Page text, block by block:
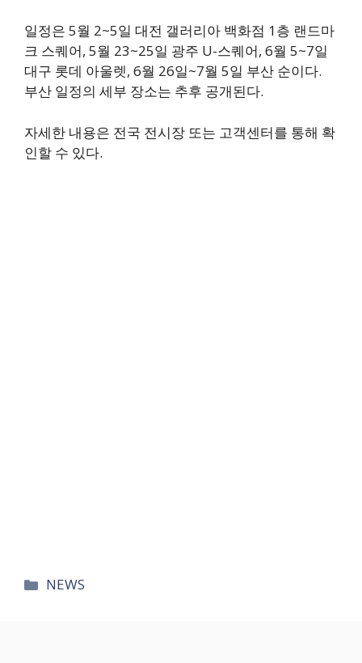
일정은 5월 2~5일 대전 갤러리아 백화점 1층 랜드마
크 스퀘어, 5월 23~25일 광주 U-스퀘어, 6월 5~7일
대구 롯데 아울렛, 6월 26일~7월 5일 부산 순이다.
부산 일정의 세부 장소는 추후 공개된다.
자세한 내용은 전국 전시장 또는 고객센터를 통해 확
인할 수 있다.
카
NEWS